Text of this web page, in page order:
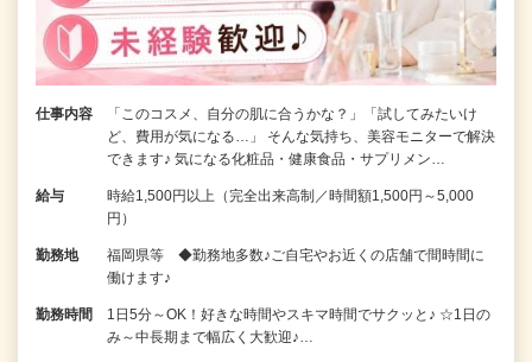
仕事内容
「このコスメ、自分の肌に合うかな？」「試してみたいけ
ど、費用が気になる…」 そんな気持ち、美容モニターで解決
できます♪ 気になる化粧品・健康食品・サプリメン…
給与
時給1,500円以上（完全出来高制／時間額1,500円～5,000
円）
勤務地
福岡県等 ◆勤務地多数♪ご自宅やお近くの店舗で間時間に
働けます♪
勤務時間
1日5分～OK！好きな時間やスキマ時間でサクッと♪ ☆1日の
み～中長期まで幅広く大歓迎♪…